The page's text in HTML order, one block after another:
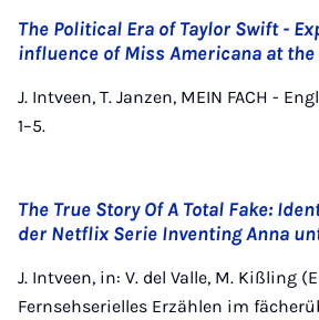
The Political Era of Taylor Swift -
influence of Miss Americana at
J. Intveen, T. Janzen, MEIN FACH -
1–5.
The True Story Of A Total Fake:
der Netflix Serie Inventing Anna
J. Intveen, in: V. del Valle, M. Kißling
Fernsehserielles Erzählen im